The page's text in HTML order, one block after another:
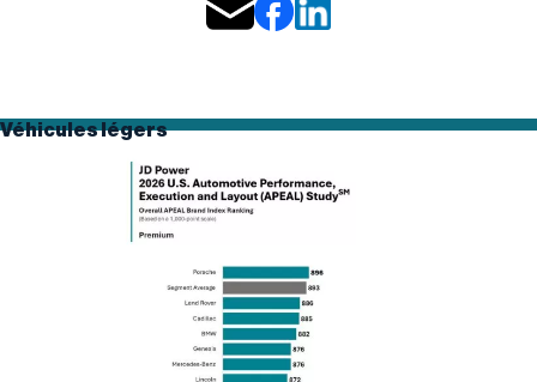
Véhicules légers